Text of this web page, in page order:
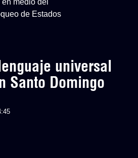
medio del
de Estados
universal
Santo Domingo